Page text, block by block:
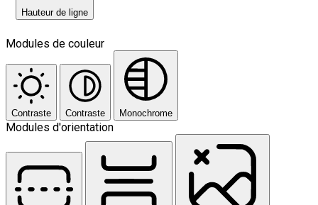
Hauteur de ligne
Modules de couleur
Contraste Contraste Monochrome
Modules d'orientation